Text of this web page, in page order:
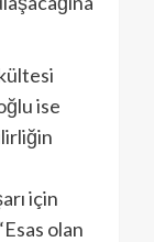
ise
için
olan